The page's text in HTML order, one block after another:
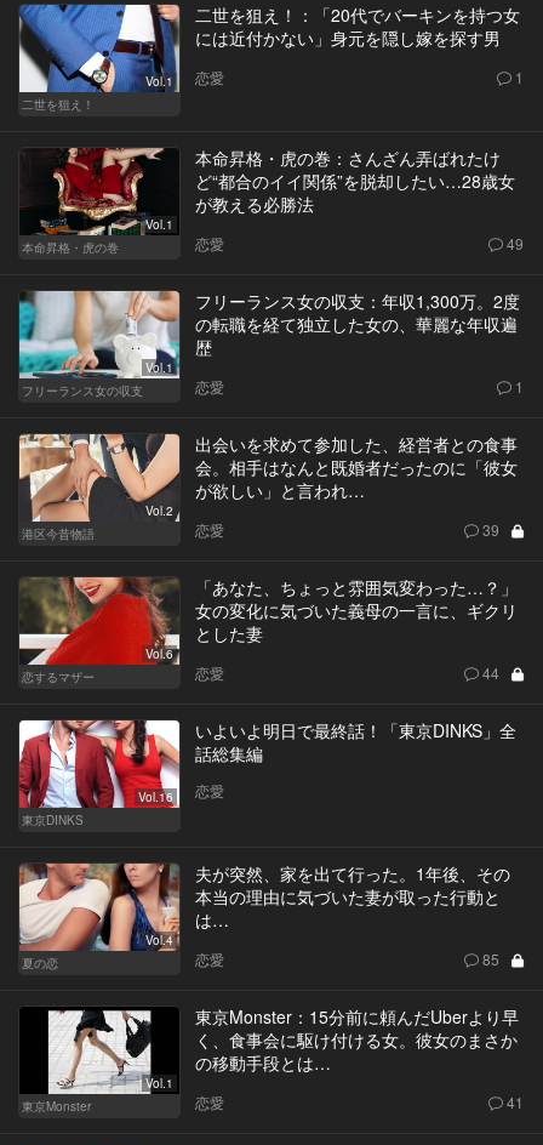
Vol.1
二世を狙え！
二世を狙え！：「20代でバーキンを持つ女
には近付かない」身元を隠し嫁を探す男
恋愛 1
Vol.1
本命昇格・虎の巻
本命昇格・虎の巻：さんざん弄ばれたけ
ど“都合のイイ関係”を脱却したい…28歳女
が教える必勝法
恋愛 49
Vol.1
フリーランス女の収支
フリーランス女の収支：年収1,300万。2度
の転職を経て独立した女の、華麗な年収遍
歴
恋愛 1
Vol.2
港区今昔物語
出会いを求めて参加した、経営者との食事
会。相手はなんと既婚者だったのに「彼女
が欲しい」と言われ…
恋愛 39
Vol.6
恋するマザー
「あなた、ちょっと雰囲気変わった…？」
女の変化に気づいた義母の一言に、ギクリ
とした妻
恋愛 44
Vol.16
東京DINKS
いよいよ明日で最終話！「東京DINKS」全
話総集編
恋愛
Vol.4
夏の恋
夫が突然、家を出て行った。1年後、その
本当の理由に気づいた妻が取った行動と
は…
恋愛 85
Vol.1
東京Monster
東京Monster：15分前に頼んだUberより早
く、食事会に駆け付ける女。彼女のまさか
の移動手段とは…
恋愛 41